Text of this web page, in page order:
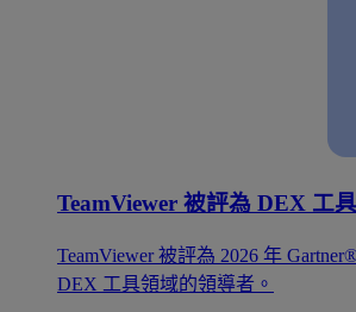
TeamViewer 被評為 DEX 工
TeamViewer 被評為 2026 年
DEX 工具領域的領導者。